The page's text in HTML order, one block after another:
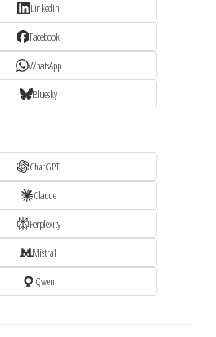
LinkedIn
Facebook
WhatsApp
Bluesky
ChatGPT
Claude
Perplexity
Mistral
Qwen